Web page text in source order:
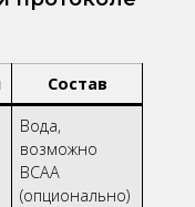
Состав
Вода,
возможно
BCAA
(опционально)